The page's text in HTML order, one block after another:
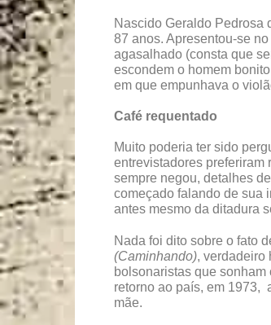
Nascido Geraldo Pedrosa
87 anos. Apresentou-se no
agasalhado (consta que
escondem o homem
em que empunhava o
Café requentado
Muito poderia ter sido
entrevistadores preferiram
sempre negou, detalhes
começado falando de sua
antes mesmo da ditadura
Nada foi dito sobre o fato
(Caminhando), verdadeiro
bolsonaristas que
retorno ao país, em 1973,
mãe.